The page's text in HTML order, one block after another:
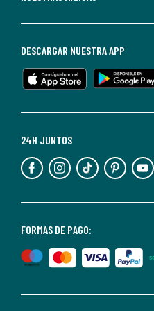
FORMAS DE PAGO:
24H JUNTOS
DESCARGAR NUESTRA APP